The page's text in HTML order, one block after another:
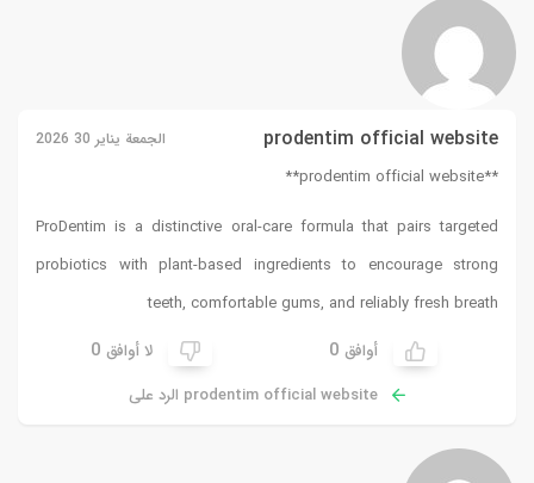
prodentim official website الجمعة يناير 30 2026
**prodentim official website**
ProDentim is a distinctive oral-care formula that pairs targeted
probiotics with plant-based ingredients to encourage strong
teeth, comfortable gums, and reliably fresh breath
أوافق 0 لا أوافق 0
prodentim official website الرد على